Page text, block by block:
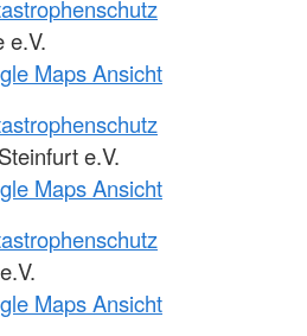
e.V.
Maps Ansicht
e.V.
Maps Ansicht
Maps Ansicht